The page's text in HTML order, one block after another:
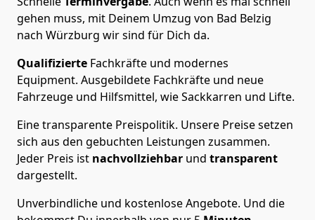
gehen muss, mit Deinem Umzug von Bad Belzig
nach Würzburg wir sind für Dich da.
Qualifizierte Fachkräfte und modernes
Equipment. Ausgebildete Fachkräfte und neue
Fahrzeuge und Hilfsmittel, wie Sackkarren und Lifte.
Eine transparente Preispolitik. Unsere Preise setzen
sich aus den gebuchten Leistungen zusammen.
Jeder Preis ist nachvollziehbar und transparent
dargestellt.
Unverbindliche und kostenlose Angebote. Und die